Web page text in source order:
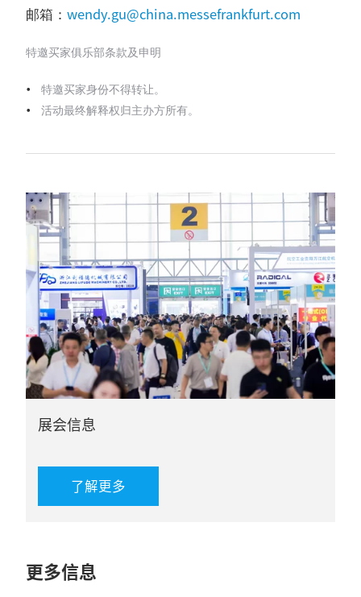
邮箱： wendy.gu@china.messefrankfurt.com
特邀买家俱乐部条款及申明
特邀买家身份不得转让。
活动最终解释权归主办方所有。
展会信息
了解更多
更多信息